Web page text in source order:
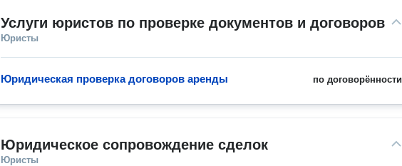
Услуги юристов по проверке документов и договоров
Юристы
по договорённости
Юридическая проверка договоров аренды
Юридическое сопровождение сделок
Юристы